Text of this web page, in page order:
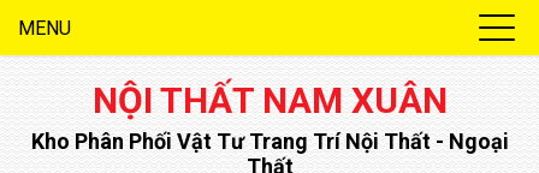
MENU
NỘI THẤT NAM XUÂN
Kho Phân Phối Vật Tư Trang Trí Nội Thất - Ngoại
Thất